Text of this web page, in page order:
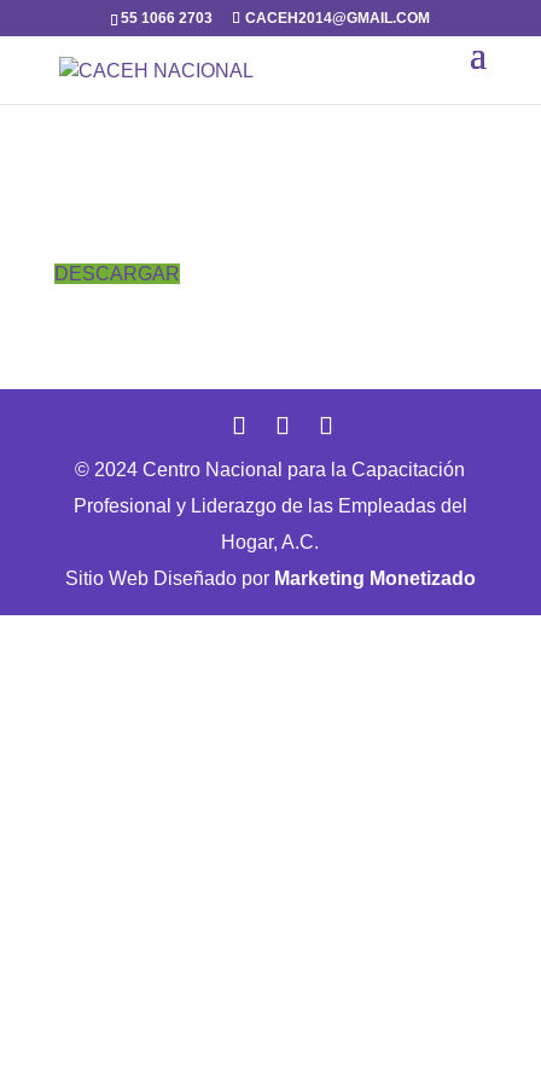
55 1066 2703 CACEH2014@GMAIL.COM
DESCARGAR
© 2024 Centro Nacional para la Capacitación
Profesional y Liderazgo de las Empleadas del
Hogar, A.C.
Sitio Web Diseñado por Marketing Monetizado